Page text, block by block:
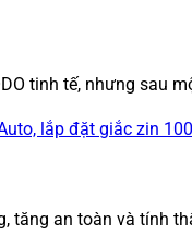
tinh tế, nhưng sau
tăng an toàn và tính